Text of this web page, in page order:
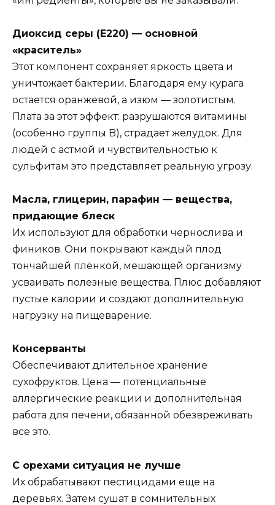
Диоксид серы (Е220) — основной
«краситель»
Этот компонент сохраняет яркость цвета и
уничтожает бактерии. Благодаря ему курага
остается оранжевой, а изюм — золотистым.
Плата за этот эффект: разрушаются витамины
(особенно группы B), страдает желудок. Для
людей с астмой и чувствительностью к
сульфитам это представляет реальную угрозу.
Масла, глицерин, парафин — вещества,
придающие блеск
Их используют для обработки чернослива и
фиников. Они покрывают каждый плод
тончайшей плёнкой, мешающей организму
усваивать полезные вещества. Плюс добавляют
пустые калории и создают дополнительную
нагрузку на пищеварение.
Консерванты
Обеспечивают длительное хранение
сухофруктов. Цена — потенциальные
аллергические реакции и дополнительная
работа для печени, обязанной обезвреживать
все это.
С орехами ситуация не лучше
Их обрабатывают пестицидами еще на
деревьях. Затем сушат в сомнительных